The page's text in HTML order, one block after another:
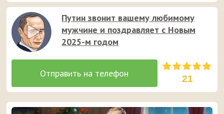
отправить на телефон.
Путин звонит вашему любимому
мужчине и поздравляет с Новым
2025-м годом
21